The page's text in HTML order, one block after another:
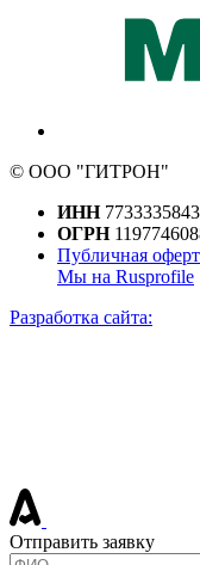
© ООО "ГИТРОН"
ИНН7733335843
ОГРН
Публичная
Мы на Rusprofile
Разработка сайта:
Отправить заявку